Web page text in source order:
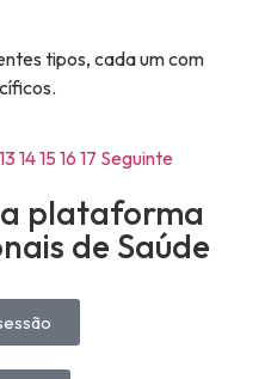
tipos, cada um com
13141516 17 Seguinte
a plataforma
de Saúde